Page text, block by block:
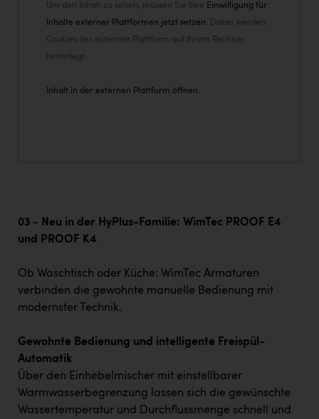
Um den Inhalt zu sehen, müssen Sie Ihre Einwilligung für
Inhalte externer Plattformen jetzt setzen. Dabei werden
Cookies der externen Plattform auf Ihrem Rechner
hinterlegt.
Inhalt in der externen Plattform öffnen.
03 - Neu in der HyPlus-Familie: WimTec PROOF E4
und PROOF K4
Ob Waschtisch oder Küche: WimTec Armaturen
verbinden die gewohnte manuelle Bedienung mit
modernster Technik.
Gewohnte Bedienung und intelligente Freispül-
Automatik
Über den Einhebelmischer mit einstellbarer
Warmwasserbegrenzung lassen sich die gewünschte
Wassertemperatur und Durchflussmenge schnell und